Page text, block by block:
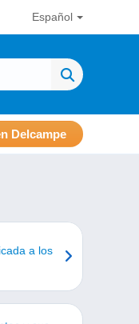
Español
Delcampe
a los